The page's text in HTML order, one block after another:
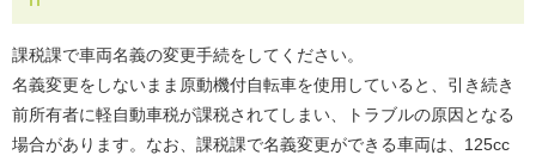
課税課で車両名義の変更手続をしてください。
名義変更をしないまま原動機付自転車を使用していると、引き続き
前所有者に軽自動車税が課税されてしまい、トラブルの原因となる
場合があります。なお、課税課で名義変更ができる車両は、125cc